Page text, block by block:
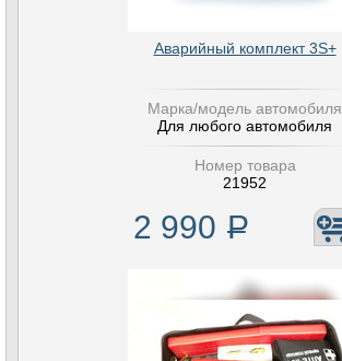
Аварийный комплект 3S+
Марка/модель автомобиля
Для любого автомобиля
Номер товара
21952
2 990 Р